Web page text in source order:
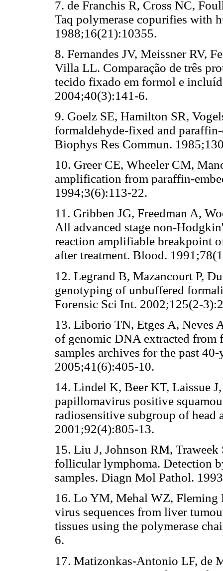
7. de Franchis R, Cross NC,
Taq polymerase copurifies with
1988;16(21):10355.
8. Fernandes JV, Meissner RV,
Villa LL. Comparação de três
tecido fixado em formol e
2004;40(3):141-6.
9. Goelz SE, Hamilton SR,
formaldehyde-fixed and
Biophys Res Commun.
10. Greer CE, Wheeler CM,
amplification from paraffin-
1994;3(6):113-22.
11. Gribben JG, Freedman A,
All advanced stage non-
reaction amplifiable breakpoint
after treatment. Blood.
12. Legrand B, Mazancourt P,
genotyping of unbuffered
Forensic Sci Int. 2002;125(2-
13. Liborio TN, Etges A, Neves
of genomic DNA extracted
samples archives for the past
2005;41(6):405-10.
14. Lindel K, Beer KT, Laissue
papillomavirus positive
radiosensitive subgroup of head
2001;92(4):805-13.
15. Liu J, Johnson RM,
follicular lymphoma. Detection
samples. Diagn Mol Pathol.
16. Lo YM, Mehal WZ,
virus sequences from liver
tissues using the polymerase
6.
17. Matizonkas-Antonio LF, de